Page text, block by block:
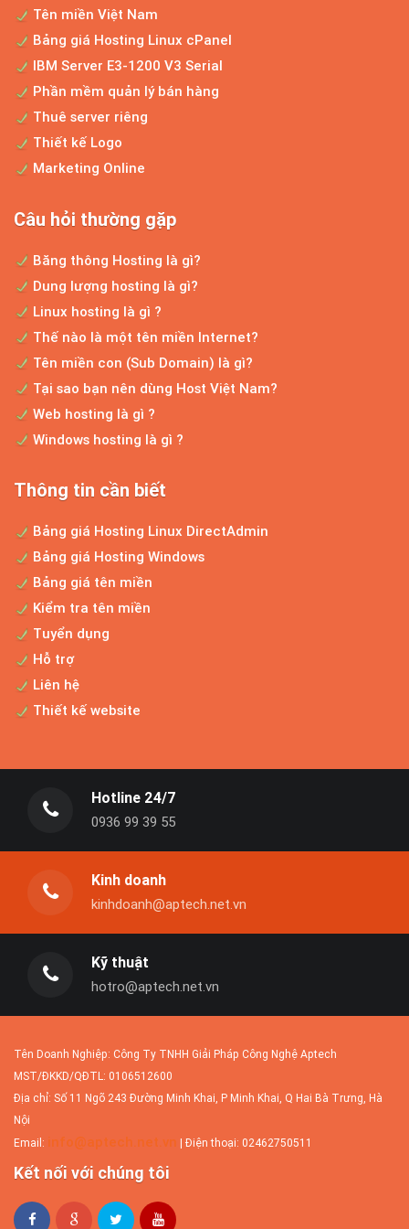
Bill Gate đã nói "TRONG VÒNG 5-10 NĂM
NỮA NẾU BẠN KHÔNG KINH DOANH...
mua ô tô đang...
Dịch vụ thiết kế web chuẩn seo
Hiện nay, sở hữu một web để bán hàng là
điều hết sức đơn...
Kinh doanh trực tuyến cũng như đua
Bảng giá thiết kế website độc quyền theo yêu cầu
Thiết kế website thương mại điện tử
kinh doanh nhỏ hay là công...
Website Aptech là công ty thiết kế website
Dịch vụ tối ưu website
vào hoạt động, doanh...
Nâng cấp website
chuẩn thiết kế web hầu...
Tên miền Việt Nam
Bảng giá Hosting Linux cPanel
IBM Server E3-1200 V3 Serial
Phần mềm quản lý bán hàng
Thuê server riêng
Thiết kế Logo
Marketing Online
Câu hỏi thường gặp
Băng thông Hosting là gì?
Dung lượng hosting là gì?
Linux hosting là gì ?
Thế nào là một tên miền Internet?
Tên miền con (Sub Domain) là gì?
Tại sao bạn nên dùng Host Việt Nam?
Web hosting là gì ?
Windows hosting là gì ?
Thông tin cần biết
Bảng giá Hosting Linux DirectAdmin
Bảng giá Hosting Windows
Bảng giá tên miền
Kiểm tra tên miền
Tuyển dụng
Hỗ trợ
Liên hệ
Thiết kế website
Hotline 24/7
0936 99 39 55
Kinh doanh
kinhdoanh@aptech.net.vn
Kỹ thuật
hotro@aptech.net.vn
Tên Doanh Nghiệp: Công Ty TNHH Giải Pháp Công Nghệ Aptech
MST/ĐKKD/QĐTL: 0106512600
Địa chỉ: Số 11 Ngõ 243 Đường Minh Khai, P Minh Khai, Q Hai Bà Trưng, Hà
Nội
Email: info@aptech.net.vn | Điện thoại: 02462750511
Kết nối với chúng tôi